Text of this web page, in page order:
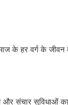
हर वर्ग के जीवन
और संचार